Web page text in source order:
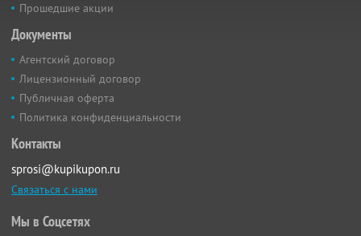
Прошедшие акции
Документы
Агентский договор
Лицензионный договор
Публичная оферта
Политика конфиденциальности
Контакты
sprosi@kupikupon.ru
Связаться с нами
Мы в Соцсетях